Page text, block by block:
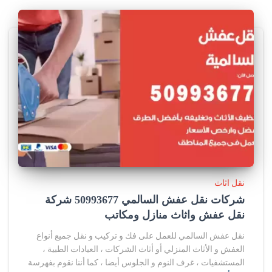
نقل اثاث
شركات نقل عفش السالمي 50993677 شركة
نقل عفش واثاث منازل ومكاتب
نقل عفش السالمي للعمل على فك و تركيب و نقل جميع أنواع
العفش و الأثاث المنزلي أو أثاث الشركات ، العيادات الطبية ،
المستشفيات ، غرف النوم و الجلوس أيضا ، كما أننا نقوم بفهرسة